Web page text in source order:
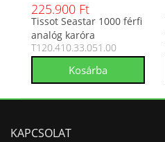
225.900 Ft
Tissot Seastar 1000 férfi
analóg karóra
T120.410.33.051.00
T120.410.33.051.00
KAPCSOLAT